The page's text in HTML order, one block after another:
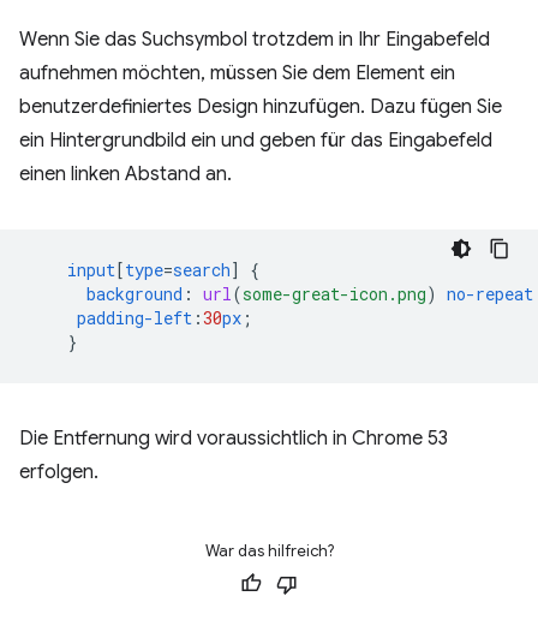
Wenn Sie das Suchsymbol trotzdem in Ihr Eingabefeld
aufnehmen möchten, müssen Sie dem Element ein
benutzerdefiniertes Design hinzufügen. Dazu fügen Sie
ein Hintergrundbild ein und geben für das Eingabefeld
einen linken Abstand an.
input[type=search]
{
background : url(some-great-icon.png) no-repeat
padding-left :30px ;
}
Die Entfernung wird voraussichtlich in Chrome 53
erfolgen.
War das hilfreich?